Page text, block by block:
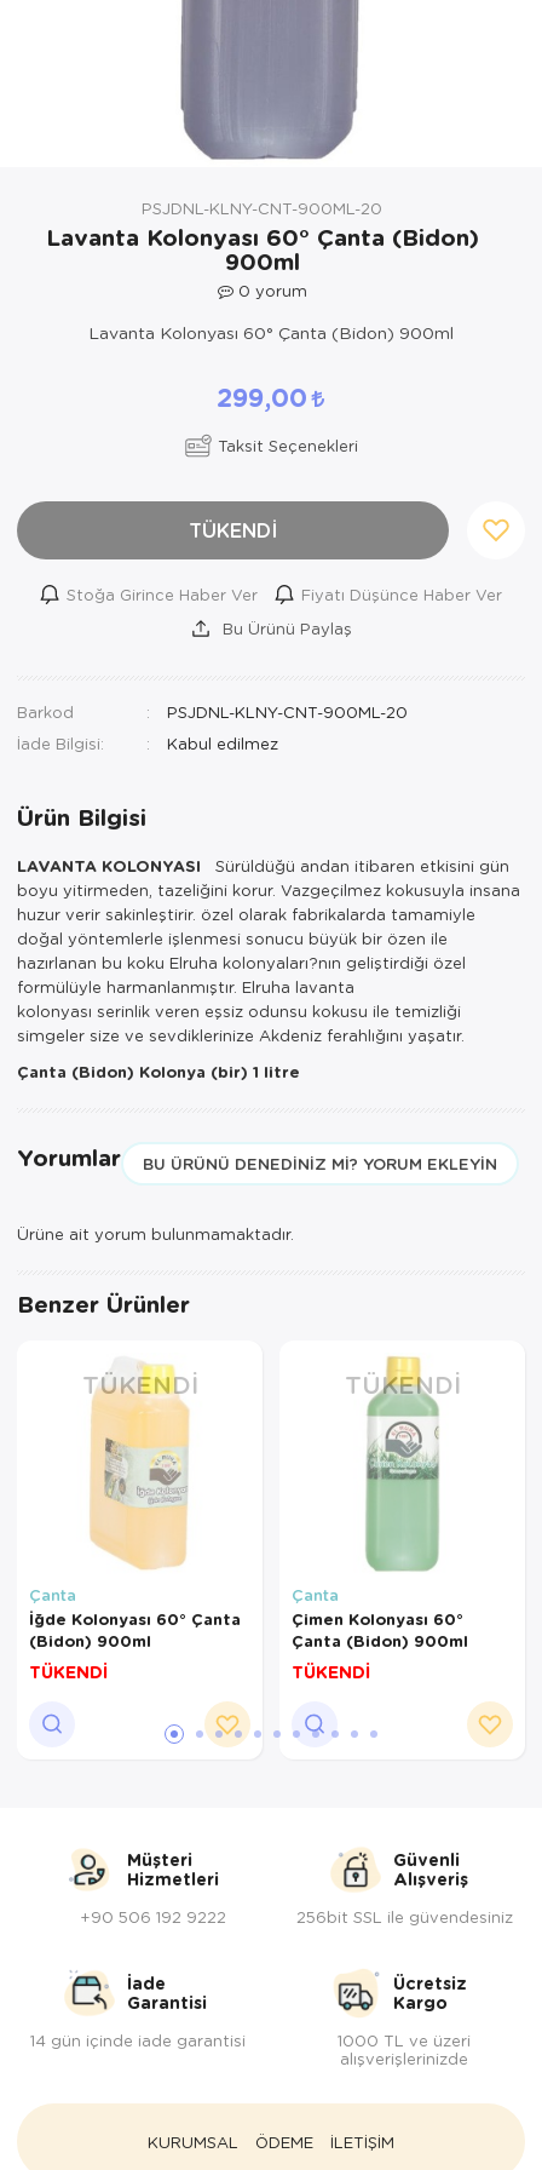
PSJDNL-KLNY-CNT-900ML-20
Lavanta Kolonyası 60° Çanta (Bidon)
900ml
0 yorum
Lavanta Kolonyası 60° Çanta (Bidon) 900ml
299,00
Taksit Seçenekleri
TÜKENDİ
Stoğa Girince Haber Ver
Fiyatı Düşünce Haber Ver
Bu Ürünü Paylaş
Barkod
PSJDNL-KLNY-CNT-900ML-20
İade Bilgisi:
Ürün Bilgisi
LAVANTA KOLONYASI
Sürüldüğü andan itibaren etkisini gün
boyu yitirmeden, tazeliğini korur. Vazgeçilmez kokusuyla insana
huzur verir sakinleştirir. özel olarak fabrikalarda tamamiyle
doğal yöntemlerle işlenmesi sonucu büyük bir özen ile
hazırlanan bu koku Elruha kolonyaları?nın geliştirdiği özel
formülüyle harmanlanmıştır. Elruha lavanta
kolonyası serinlik veren eşsiz odunsu kokusu ile temizliği
simgeler size ve sevdiklerinize Akdeniz ferahlığını yaşatır.
Çanta (Bidon) Kolonya (bir) 1 litre
Yorumlar BU ÜRÜNÜ DENEDINIZ MI? YORUM EKLEYIN
Ürüne ait yorum bulunmamaktadır.
Benzer Ürünler
TÜKENDI
Çanta
İğde Kolonyası 60° Çanta
(Bidon) 900ml
TÜKENDİ
TÜKENDI
Çanta
Çimen Kolonyası 60°
Çanta (Bidon) 900ml
TÜKENDİ
Müşteri
Hizmetleri
+90 506 192 9222
Güvenli
Alışveriş
256bit SSL ile güvendesiniz
İade
Garantisi
14 gün içinde iade garantisi
Ücretsiz
Kargo
1000 TL ve üzeri
alışverişlerinizde
KURUMSAL ÖDEME İLETİŞİM